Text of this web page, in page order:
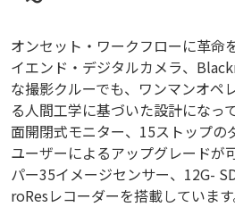
オンセット・ワークフローに革命
イエンド・デジタルカメラ、
な撮影クルーでも、ワンマンオペ
る人間工学に基づいた設計になっ
面開閉式モニター、15ストップの
ユーザーによるアップグレードが
パー35イメージセンサー、12G-
roResレコーダーを搭載しています